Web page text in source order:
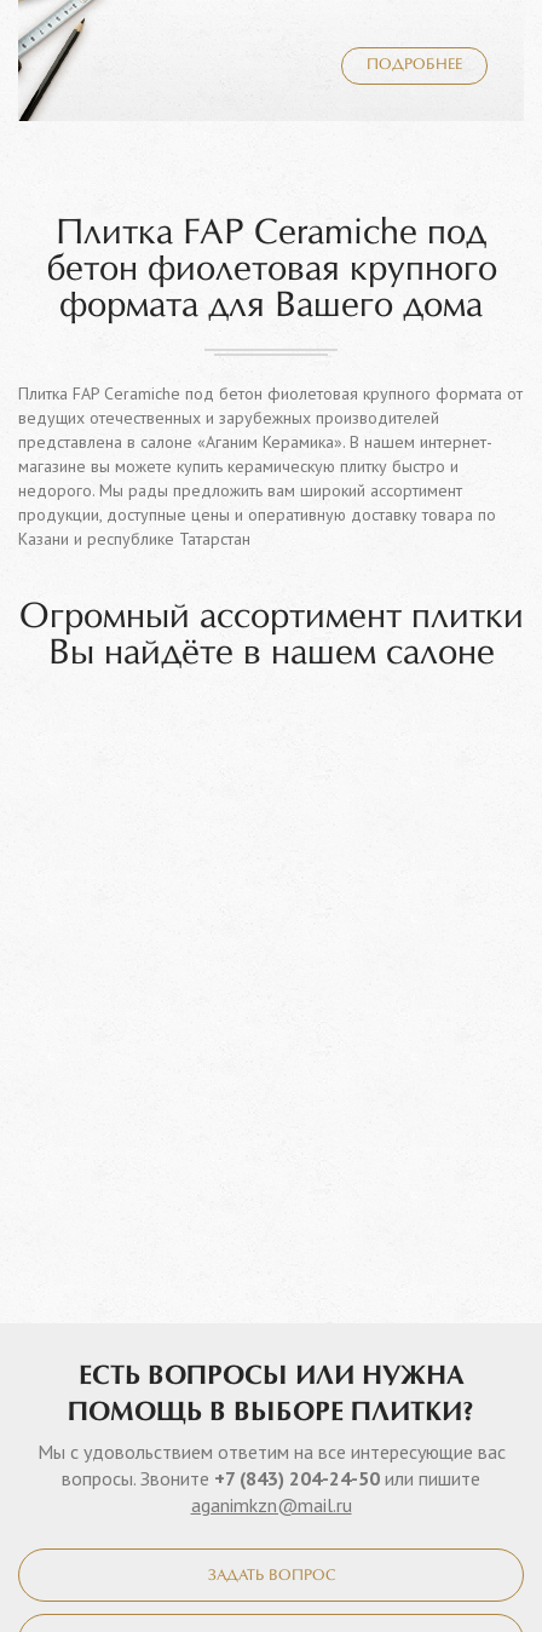
ПОДРОБНЕЕ
Плитка FAP Ceramiche под
бетон фиолетовая крупного
формата для Вашего дома
Плитка FAP Ceramiche под бетон фиолетовая крупного формата от
ведущих отечественных и зарубежных производителей
представлена в салоне «Аганим Керамика». В нашем интернет-
магазине вы можете купить керамическую плитку быстро и
недорого. Мы рады предложить вам широкий ассортимент
продукции, доступные цены и оперативную доставку товара по
Казани и республике Татарстан
Огромный ассортимент плитки
Вы найдёте в нашем салоне
ЕСТЬ ВОПРОСЫ ИЛИ НУЖНА
ПОМОЩЬ В ВЫБОРЕ ПЛИТКИ?
Мы с удовольствием ответим на все интересующие вас
вопросы. Звоните +7 (843) 204-24-50 или пишите
aganimkzn@mail.ru
ЗАДАТЬ ВОПРОС